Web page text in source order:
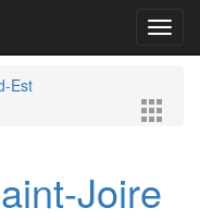
Est
Joire